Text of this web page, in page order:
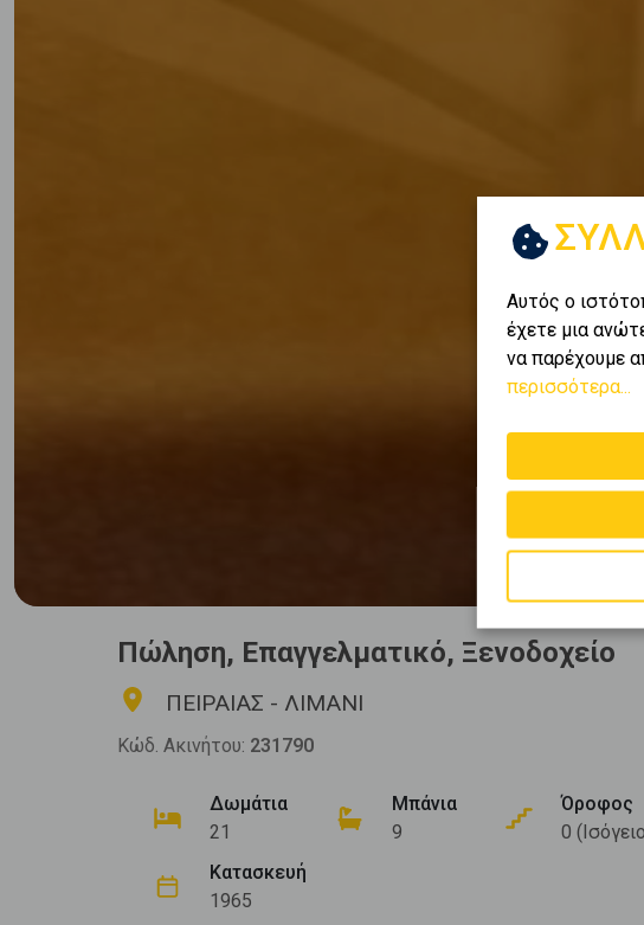
Πώληση, Επαγγελματικό, Ξενοδοχείο
ΠΕΙΡΑΙΑΣ - ΛΙΜΑΝΙ
Κώδ. Ακινήτου: 231790
Δωμάτια
21
Μπάνια
9
Όροφος
0
Κατασκευή
1965
Αυτός ο
έχετε μια
να παρέχουμε
περισσότερα...